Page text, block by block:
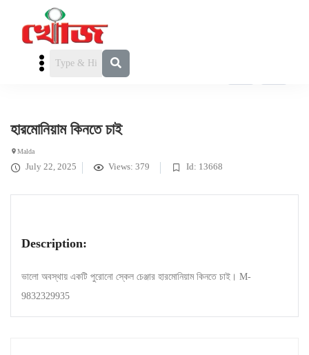
» হারমোনিয়াম কিনতে চাই
হারমোনিয়াম কিনতে চাই
Malda
July 22, 2025 Views: 379 Id: 13668
Description:
ভালো অবস্থায় একটি পুরোনো স্কেল চেঞ্জার হারমোনিয়াম কিনতে চাই। M-
9832329935